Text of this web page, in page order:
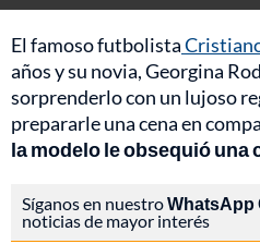
El famoso futbolista
años y su novia, Georgina
sorprenderlo con un lujoso
prepararle una cena en
la modelo le obsequió una
Síganos en nuestroWhatsApp
noticias de mayor interés